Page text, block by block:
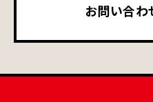
お問い合わ